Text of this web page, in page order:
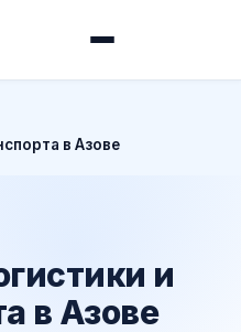
в Азове
и
в Азове